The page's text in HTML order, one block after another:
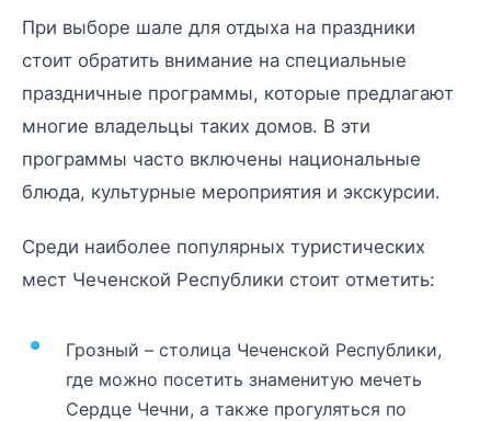
При выборе шале для отдыха на праздники
стоит обратить внимание на специальные
праздничные программы, которые предлагают
многие владельцы таких домов. В эти
программы часто включены национальные
блюда, культурные мероприятия и экскурсии.
Среди наиболее популярных туристических
мест Чеченской Республики стоит отметить:
Грозный – столица Чеченской Республики,
где можно посетить знаменитую мечеть
Сердце Чечни, а также прогуляться по